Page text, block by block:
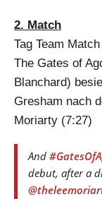
2. Match
Tag Team Match
The Gates of
Blanchard)
Gresham nach
Moriarty (7:27)
And
debut, after a